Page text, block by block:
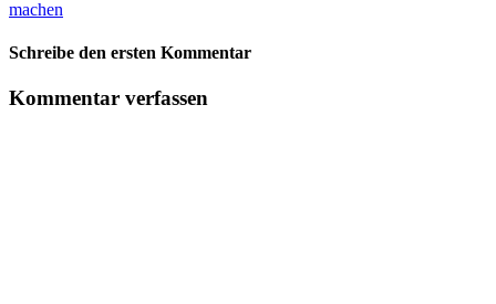
machen
Schreibe den ersten Kommentar
Kommentar verfassen